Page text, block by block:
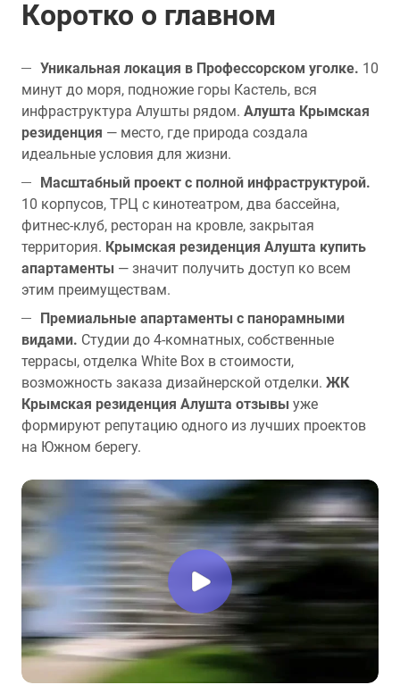
Коротко о главном
Уникальная локация в Профессорском уголке. 10
минут до моря, подножие горы Кастель, вся
инфраструктура Алушты рядом. Алушта Крымская
резиденция — место, где природа создала
идеальные условия для жизни.
Масштабный проект с полной инфраструктурой.
10 корпусов, ТРЦ с кинотеатром, два бассейна,
фитнес-клуб, ресторан на кровле, закрытая
территория. Крымская резиденция Алушта купить
апартаменты — значит получить доступ ко всем
этим преимуществам.
Премиальные апартаменты с панорамными
видами. Студии до 4-комнатных, собственные
террасы, отделка White Box в стоимости,
возможность заказа дизайнерской отделки. ЖК
Крымская резиденция Алушта отзывы уже
формируют репутацию одного из лучших проектов
на Южном берегу.